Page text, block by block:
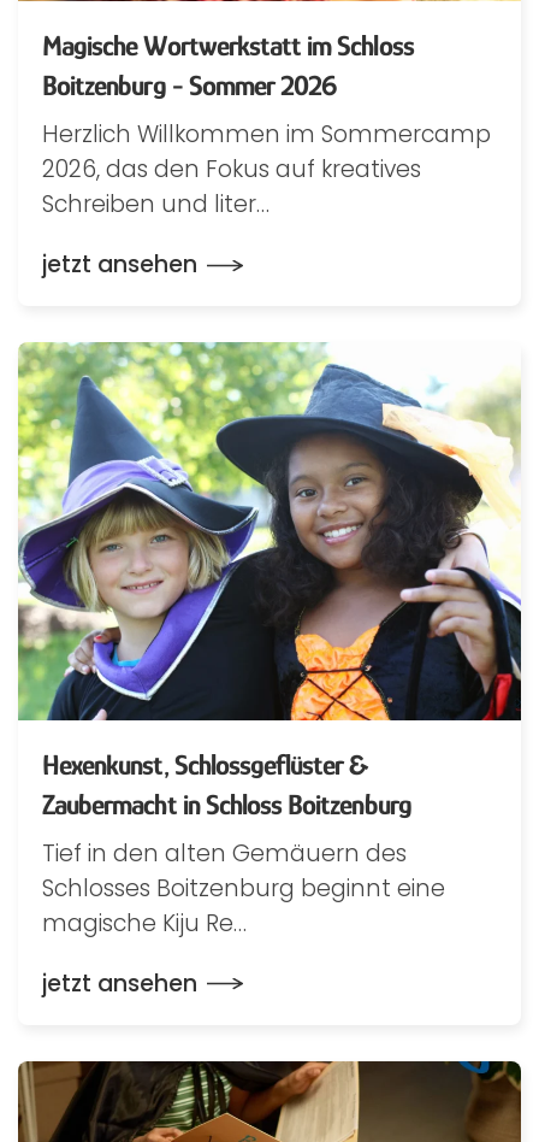
Magische Wortwerkstatt im Schloss
Boitzenburg - Sommer 2026
Herzlich Willkommen im Sommercamp
2026, das den Fokus auf kreatives
Schreiben und liter…
jetzt ansehen
Hexenkunst, Schlossgeflüster &
Zaubermacht in Schloss Boitzenburg
Tief in den alten Gemäuern des
Schlosses Boitzenburg beginnt eine
magische Kiju Re…
jetzt ansehen